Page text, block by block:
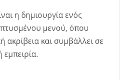
η δημιουργία ενός
μενού, όπου
ακρίβεια και συμβάλλει σε
εμπειρία.